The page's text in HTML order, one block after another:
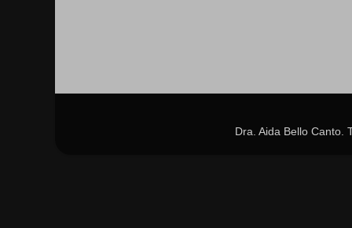
Dra. Aida Bello Canto.